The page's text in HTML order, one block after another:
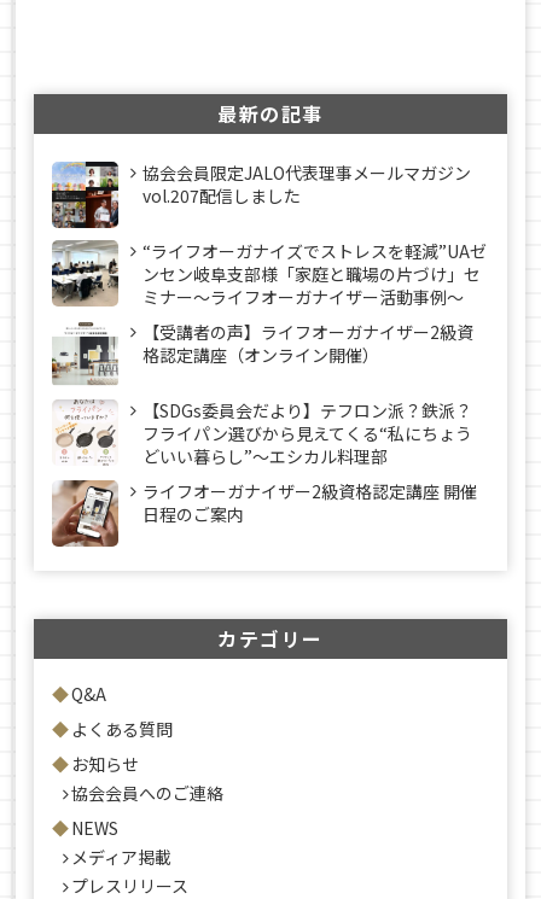
最新の記事
協会会員限定JALO代表理事メールマガジン
vol.207配信しました
“ライフオーガナイズでストレスを軽減”UAゼ
ンセン岐阜支部様「家庭と職場の片づけ」セ
ミナー～ライフオーガナイザー活動事例〜
【受講者の声】ライフオーガナイザー2級資
格認定講座（オンライン開催）
【SDGs委員会だより】テフロン派？鉄派？
フライパン選びから見えてくる“私にちょう
どいい暮らし”～エシカル料理部
ライフオーガナイザー2級資格認定講座 開催
日程のご案内
カテゴリー
Q&A
よくある質問
お知らせ
協会会員へのご連絡
NEWS
メディア掲載
プレスリリース